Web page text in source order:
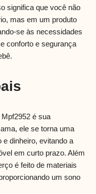
significa que você não
mas em um produto
se às necessidades
conforto e segurança
é sua
ele se torna uma
dinheiro, evitando a
em curto prazo. Além
é feito de materiais
um sono